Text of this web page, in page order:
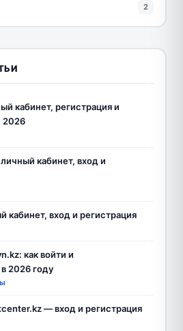
2
кабинет, регистрация и
2026
кабинет, вход и
кабинет, вход и регистрация
как войти и
2026 году
— вход и регистрация